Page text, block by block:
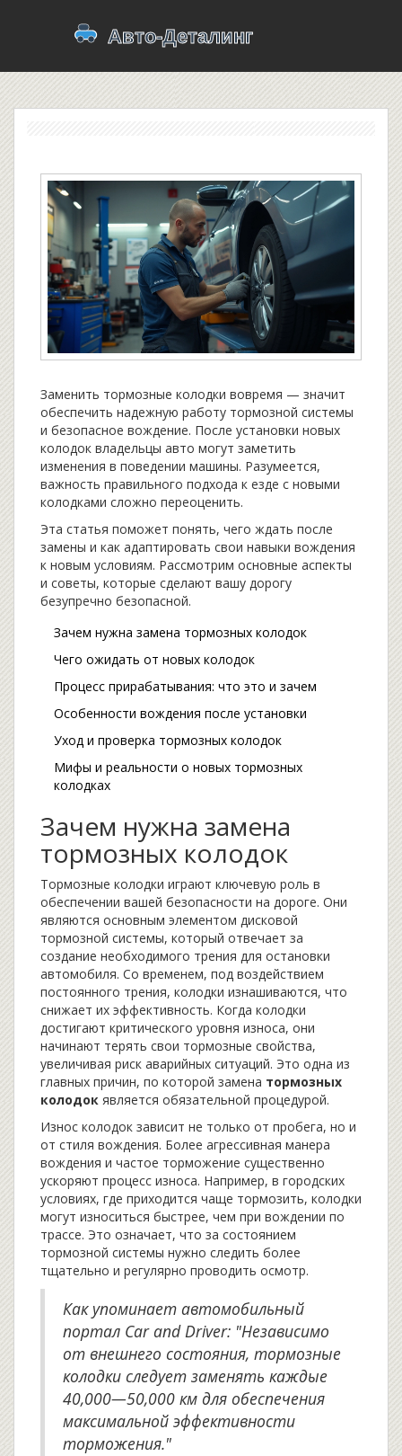
Заменить тормозные колодки вовремя — значит
обеспечить надежную работу тормозной системы
и безопасное вождение. После установки новых
колодок владельцы авто могут заметить
изменения в поведении машины. Разумеется,
важность правильного подхода к езде с новыми
колодками сложно переоценить.
Эта статья поможет понять, чего ждать после
замены и как адаптировать свои навыки вождения
к новым условиям. Рассмотрим основные аспекты
и советы, которые сделают вашу дорогу
безупречно безопасной.
Зачем нужна замена тормозных колодок
Чего ожидать от новых колодок
Процесс прирабатывания: что это и зачем
Особенности вождения после установки
Уход и проверка тормозных колодок
Мифы и реальности о новых тормозных
колодках
Зачем нужна замена
тормозных колодок
Тормозные колодки играют ключевую роль в
обеспечении вашей безопасности на дороге. Они
являются основным элементом дисковой
тормозной системы, который отвечает за
создание необходимого трения для остановки
автомобиля. Со временем, под воздействием
постоянного трения, колодки изнашиваются, что
снижает их эффективность. Когда колодки
достигают критического уровня износа, они
начинают терять свои тормозные свойства,
увеличивая риск аварийных ситуаций. Это одна из
главных причин, по которой замена тормозных
колодок является обязательной процедурой.
Износ колодок зависит не только от пробега, но и
от стиля вождения. Более агрессивная манера
вождения и частое торможение существенно
ускоряют процесс износа. Например, в городских
условиях, где приходится чаще тормозить, колодки
могут износиться быстрее, чем при вождении по
трассе. Это означает, что за состоянием
тормозной системы нужно следить более
тщательно и регулярно проводить осмотр.
Как упоминает автомобильный
портал Car and Driver: "Независимо
от внешнего состояния, тормозные
колодки следует заменять каждые
40,000—50,000 км для обеспечения
максимальной эффективности
торможения."